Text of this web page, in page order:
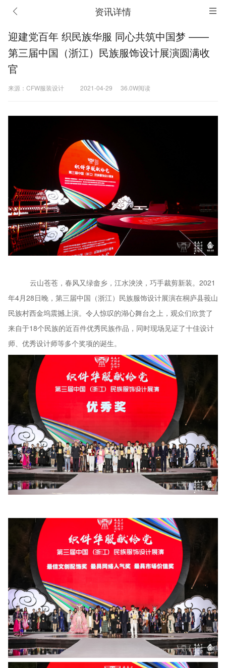
资讯详情
迎建党百年 织民族华服 同心共筑中国梦 ——
第三届中国（浙江）民族服饰设计展演圆满收
官
来源：CFW服装设计 2021-04-29 36.0W阅读
云山苍苍，春风又绿畲乡，江水泱泱，巧手裁剪新装。 2021
年4月28日晚，第三届中国（浙江）民族服饰设计展演在桐庐县莪山
民族村西金坞震撼上演。令人惊叹的湖心舞台之上，观众们欣赏了
来自于18个民族的近百件优秀民族作品，同时现场见证了十佳设计
师、优秀设计师等多个奖项的诞生。